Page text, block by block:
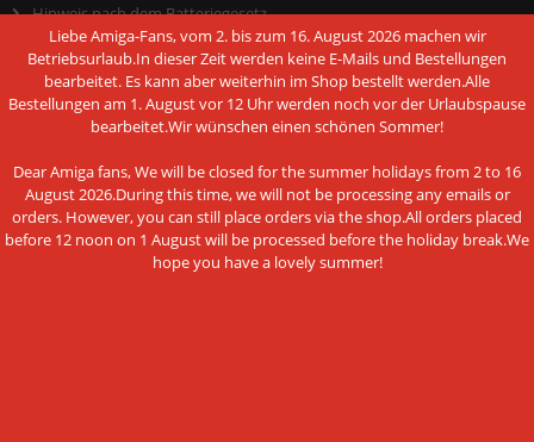
Liebe Amiga-Fans, vom 2. bis zum 16. August 2026 machen wir
Betriebsurlaub.In dieser Zeit werden keine E-Mails und Bestellungen
bearbeitet. Es kann aber weiterhin im Shop bestellt werden.Alle
Bestellungen am 1. August vor 12 Uhr werden noch vor der Urlaubspause
bearbeitet.Wir wünschen einen schönen Sommer!
Dear Amiga fans, We will be closed for the summer holidays from 2 to 16
August 2026.During this time, we will not be processing any emails or
orders. However, you can still place orders via the shop.All orders placed
before 12 noon on 1 August will be processed before the holiday break.We
hope you have a lovely summer!
Hinweis nach dem Batteriegesetz
Datenschutzerklärung
Impressum
ZAHLUNGSMETHODEN